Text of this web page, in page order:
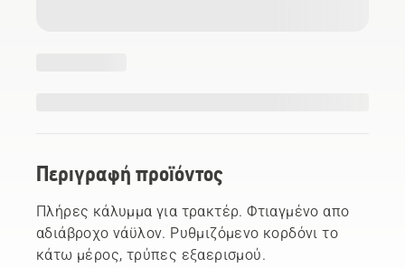
Περιγραφή προϊόντος
Πλήρες κάλυμμα για τρακτέρ. Φτιαγμένο απο
αδιάβροχο νάϋλον. Ρυθμιζόμενο κορδόνι το
κάτω μέρος, τρύπες εξαερισμού.